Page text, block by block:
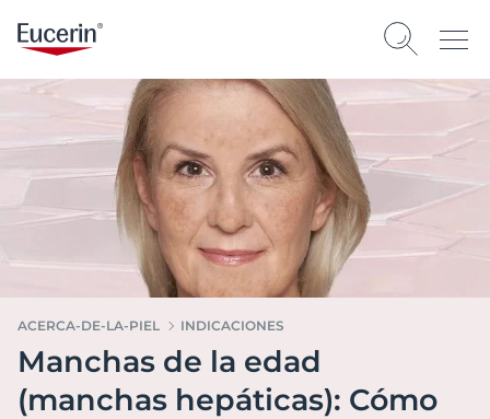
ACERCA-DE-LA-PIEL INDICACIONES
Manchas de la edad
(manchas hepáticas): Cómo